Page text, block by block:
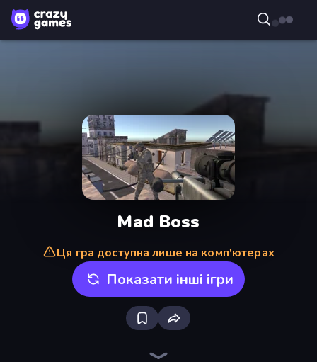
Mad Boss
Ця гра доступна лише на комп'ютерах
Показати інші ігри